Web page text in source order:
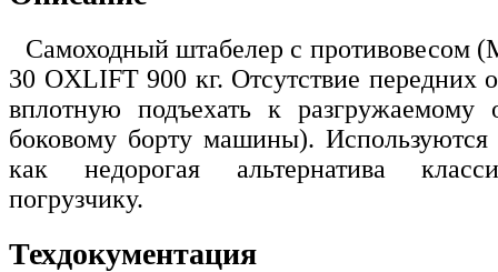
Самоходный штабелер с противовесом
30 OXLIFT 900 кг. Отсутствие передних
вплотную подъехать к разгружаемому
боковому борту машины).
как недорогая альтернатива
погрузчику.
Техдокументация